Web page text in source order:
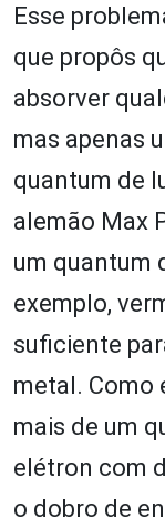
Esse
que propôs
absorver
mas apenas
quantum de
alemão Max
um quantum
exemplo,
suficiente
metal. Como
mais de um
elétron com
o dobro de